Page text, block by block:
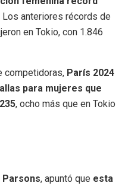
Los anteriores récords de
en Tokio, con 1.846
competidoras, París 2024
para mujeres que
, ocho más que en Tokio
Parsons, apuntó que esta